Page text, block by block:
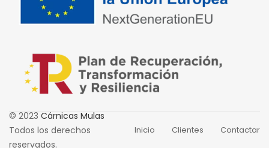
© 2023Cárnicas Mulas
Todos los derechos
reservados.
Inicio Clientes Contactar